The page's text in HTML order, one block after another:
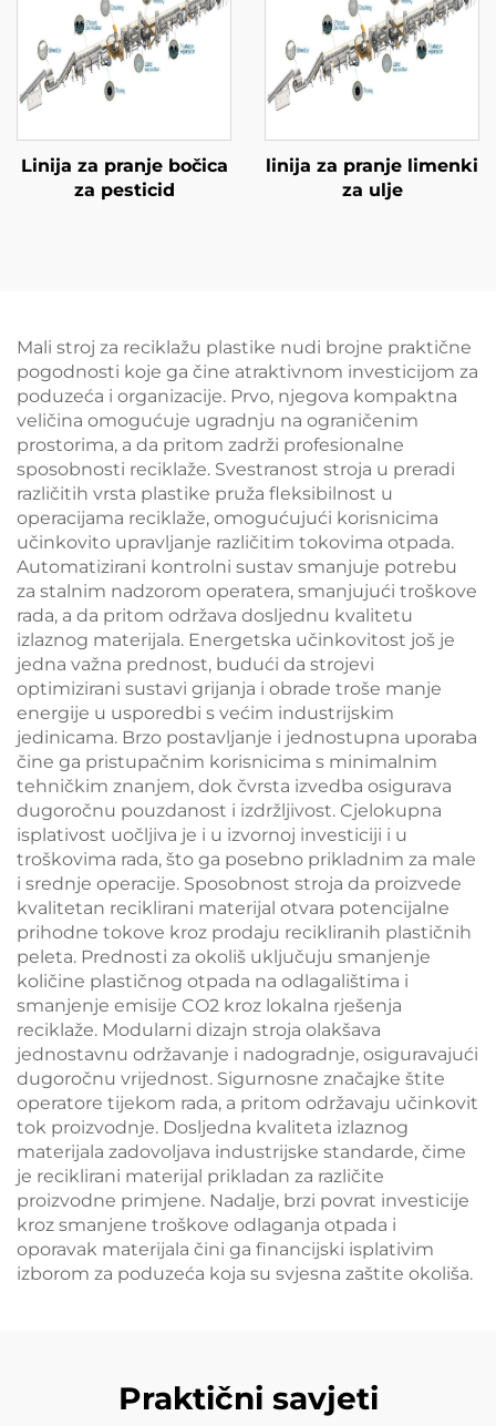
Linija za pranje bočica
za pesticid
linija za pranje limenki
za ulje
Mali stroj za reciklažu plastike nudi brojne praktične
pogodnosti koje ga čine atraktivnom investicijom za
poduzeća i organizacije. Prvo, njegova kompaktna
veličina omogućuje ugradnju na ograničenim
prostorima, a da pritom zadrži profesionalne
sposobnosti reciklaže. Svestranost stroja u preradi
različitih vrsta plastike pruža fleksibilnost u
operacijama reciklaže, omogućujući korisnicima
učinkovito upravljanje različitim tokovima otpada.
Automatizirani kontrolni sustav smanjuje potrebu
za stalnim nadzorom operatera, smanjujući troškove
rada, a da pritom održava dosljednu kvalitetu
izlaznog materijala. Energetska učinkovitost još je
jedna važna prednost, budući da strojevi
optimizirani sustavi grijanja i obrade troše manje
energije u usporedbi s većim industrijskim
jedinicama. Brzo postavljanje i jednostupna uporaba
čine ga pristupačnim korisnicima s minimalnim
tehničkim znanjem, dok čvrsta izvedba osigurava
dugoročnu pouzdanost i izdržljivost. Cjelokupna
isplativost uočljiva je i u izvornoj investiciji i u
troškovima rada, što ga posebno prikladnim za male
i srednje operacije. Sposobnost stroja da proizvede
kvalitetan reciklirani materijal otvara potencijalne
prihodne tokove kroz prodaju recikliranih plastičnih
peleta. Prednosti za okoliš uključuju smanjenje
količine plastičnog otpada na odlagalištima i
smanjenje emisije CO2 kroz lokalna rješenja
reciklaže. Modularni dizajn stroja olakšava
jednostavnu održavanje i nadogradnje, osiguravajući
dugoročnu vrijednost. Sigurnosne značajke štite
operatore tijekom rada, a pritom održavaju učinkovit
tok proizvodnje. Dosljedna kvaliteta izlaznog
materijala zadovoljava industrijske standarde, čime
je reciklirani materijal prikladan za različite
proizvodne primjene. Nadalje, brzi povrat investicije
kroz smanjene troškove odlaganja otpada i
oporavak materijala čini ga financijski isplativim
izborom za poduzeća koja su svjesna zaštite okoliša.
Praktični savjeti